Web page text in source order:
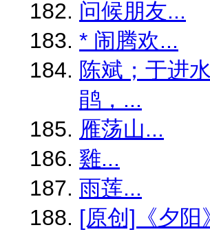
问候朋友...
* 闹腾欢...
陈斌；于进
鹃，...
雁荡山...
雞...
雨莲...
[原创]《夕阳